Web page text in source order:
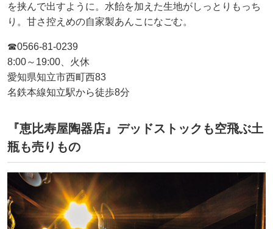
を挟んで出すように。水飴を加えた生地がしっとりもっち
り。甘さ控えめの自家製あんこになごむ。
☎0566-81-0239
8:00～19:00、火休
愛知県知立市西町西83
名鉄本線知立駅から徒歩8分
『恵比寿屋陶器店』デッドストックも空飛ぶ土
瓶も売りもの